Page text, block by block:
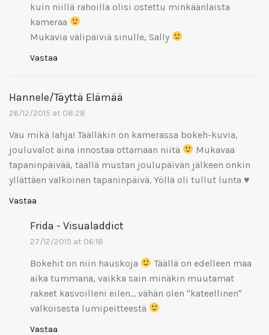
kuin niillä rahoilla olisi ostettu minkäänlaista
kameraa
Mukavia välipäiviä sinulle, Sally
Vastaa
Hannele/Täyttä Elämää
26/12/2015 at 08:28
Vau mikä lahja! Täälläkin on kamerassa bokeh-kuvia,
jouluvalot aina innostaa ottamaan niitä
Mukavaa
tapaninpäivää, täällä mustan joulupäivän jälkeen onkin
yllättäen valkoinen tapaninpäivä. Yöllä oli tullut lunta ♥
Vastaa
Frida - Visualaddict
27/12/2015 at 06:18
Bokehit on niin hauskoja
Täällä on edelleen maa
aika tummana, vaikka sain minäkin muutamat
rakeet kasvoilleni eilen… vähän olen "kateellinen"
valkoisesta lumipeitteestä
Vastaa